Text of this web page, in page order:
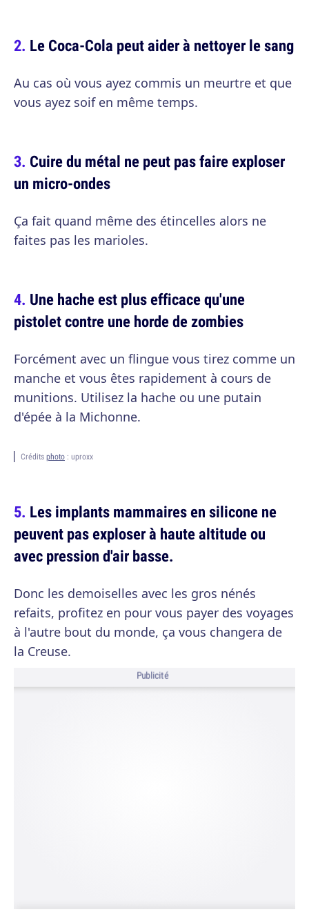
Le Coca-Cola peut aider à nettoyer le sang
Au cas où vous ayez commis un meurtre et que
vous ayez soif en même temps.
Cuire du métal ne peut pas faire exploser
un micro-ondes
Ça fait quand même des étincelles alors ne
faites pas les marioles.
Une hache est plus efficace qu'une
pistolet contre une horde de zombies
Forcément avec un flingue vous tirez comme un
manche et vous êtes rapidement à cours de
munitions. Utilisez la hache ou une putain
d'épée à la Michonne.
Crédits photo : uproxx
Les implants mammaires en silicone ne
peuvent pas exploser à haute altitude ou
avec pression d'air basse.
Donc les demoiselles avec les gros nénés
refaits, profitez en pour vous payer des voyages
à l'autre bout du monde, ça vous changera de
la Creuse.
Publicité